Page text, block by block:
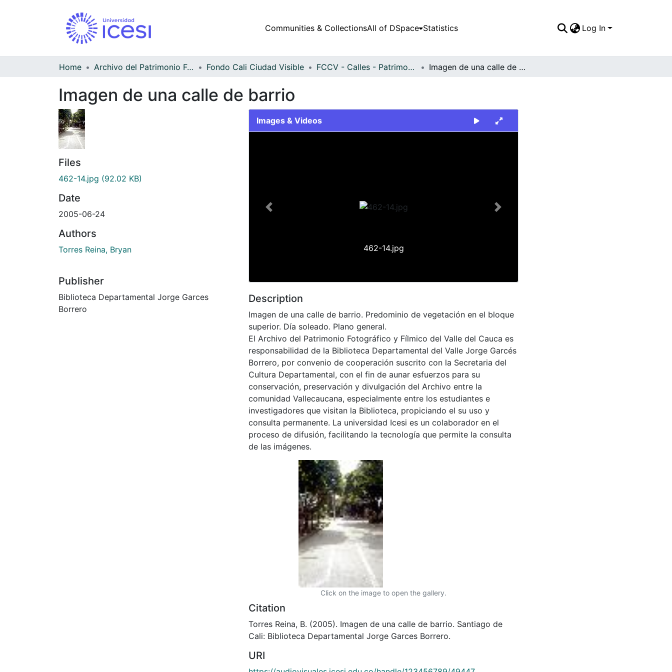
Communities & CollectionsAll of DSpace Statistics Log In
Home Archivo del Patrimonio Fotográfico y Fílmico del Valle del Cauca Fondo Cali Ciudad Visible FCCV - Calles - Patrimonial Imagen de una calle de barrio
Imagen de una calle de barrio
Files
462-14.jpg (92.02 KB)
Date
2005-06-24
Authors
Torres Reina, Bryan
Publisher
Biblioteca Departamental Jorge Garces
Borrero
Images & Videos
462-14.jpg
Previous Next
Description
Imagen de una calle de barrio. Predominio de vegetación en el bloque
superior. Día soleado. Plano general.
El Archivo del Patrimonio Fotográfico y Fílmico del Valle del Cauca es
responsabilidad de la Biblioteca Departamental del Valle Jorge Garcés
Borrero, por convenio de cooperación suscrito con la Secretaria del
Cultura Departamental, con el fin de aunar esfuerzos para su
conservación, preservación y divulgación del Archivo entre la
comunidad Vallecaucana, especialmente entre los estudiantes e
investigadores que visitan la Biblioteca, propiciando el su uso y
consulta permanente. La universidad Icesi es un colaborador en el
proceso de difusión, facilitando la tecnología que permite la consulta
de las imágenes.
Click on the image to open the gallery.
Citation
Torres Reina, B. (2005). Imagen de una calle de barrio. Santiago de
Cali: Biblioteca Departamental Jorge Garces Borrero.
URI